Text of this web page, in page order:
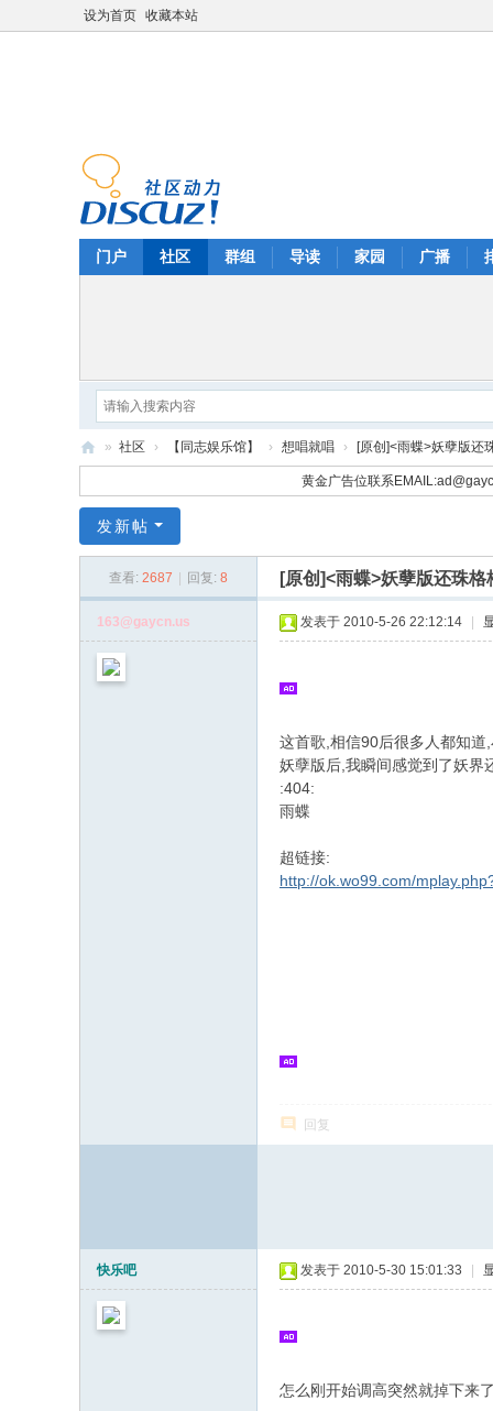
设为首页 收藏本站
门户 社区 群组 导读 家园 广播
同
|
同
社
» 社区 › 【同志娱乐馆】 › 想唱就唱 › [原创]<雨蝶>妖孽版还
黄金广告位联系EMAIL:
发新帖
查看: 2687 回复: 8 [原创]<雨蝶>妖孽版还珠格
163@gaycn.us 发表于 2010-5-26 22:12:14
这首歌,相信90后很多人都知道
妖孽版后,我瞬间感觉到了妖界
:404:
雨蝶
超链接:
http://ok.wo99.com/
回复
快乐吧 发表于 2010-5-30 15:01:33
怎么刚开始调高突然就掉下来了